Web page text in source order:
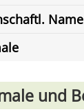
Name
und